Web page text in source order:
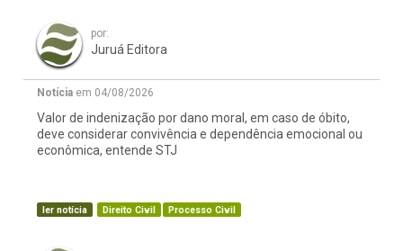
por:
Juruá Editora
Notícia em 04/08/2026
Valor de indenização por dano moral, em caso de óbito,
deve considerar convivência e dependência emocional ou
econômica, entende STJ
ler notícia Direito Civil Processo Civil